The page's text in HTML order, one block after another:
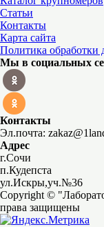
Статьи
Контакты
Карта сайта
Политика обработки
Мы в социальных
Контакты
Эл.почта:
Адрес
г.Сочи
п.Кудепста
ул.Искры,уч.№36
Copyright ©
права защищены